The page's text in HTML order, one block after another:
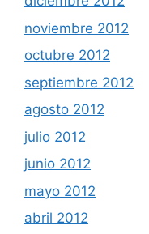
noviembre 2012
octubre 2012
septiembre 2012
agosto 2012
julio 2012
junio 2012
mayo 2012
abril 2012